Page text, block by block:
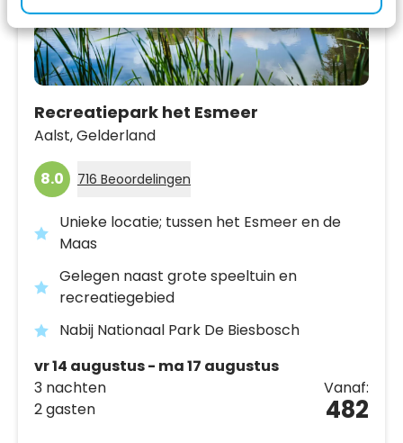
Recreatiepark het Esmeer
Aalst,Gelderland
8.0 716 Beoordelingen
Unieke locatie; tussen het Esmeer en de
Maas
Gelegen naast grote speeltuin en
recreatiegebied
Nabij Nationaal Park De Biesbosch
vr 14 augustus - ma 17 augustus
3 nachten
2 gasten
Vanaf:
482